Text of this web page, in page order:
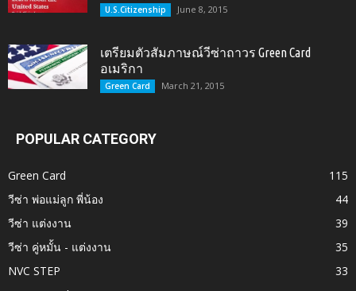
U.S.Citizenship June 8, 2015
เตรียมตัวสัมภาษณ์วีซ่าถาวร Green Card
อเมริกา
Green Card March 21, 2015
POPULAR CATEGORY
Green Card
115
วีซ่า พ่อแม่ลูก พี่น้อง
44
วีซ่า แต่งงาน
39
วีซ่า คู่หมั้น - แต่งงาน
35
NVC STEP
33